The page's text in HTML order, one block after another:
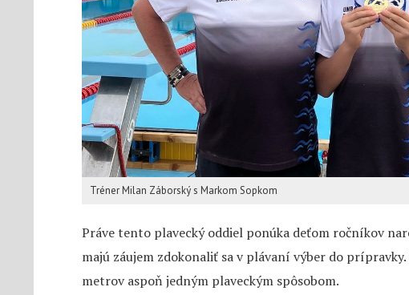
Tréner Milan Záborský s Markom Sopkom
Práve tento plavecký oddiel ponúka deťom ročníkov
majú záujem zdokonaliť sa v plávaní výber do
metrov aspoň jedným plaveckým spôsobom.